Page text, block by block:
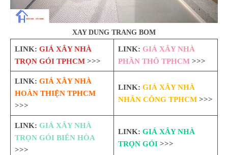
XAY DUNG TRANG BOM
LINK: GIÁ XÂY NHÀ
TRỌN GÓI TPHCM>>>
LINK: GIÁ XÂY NHÀ
PHẦN THÔ TPHCM>>>
LINK: GIÁ XÂY NHÀ
HOÀN THIỆN TPHCM
>>>
LINK: GIÁ XÂY NHÀ
NHÂN CÔNG TPHCM>>>
LINK: GIÁ XÂY NHÀ
TRỌN GÓI BIÊN HÒA
>>>
LINK: GIÁ XÂY NHÀ
TRỌN GÓI>>>